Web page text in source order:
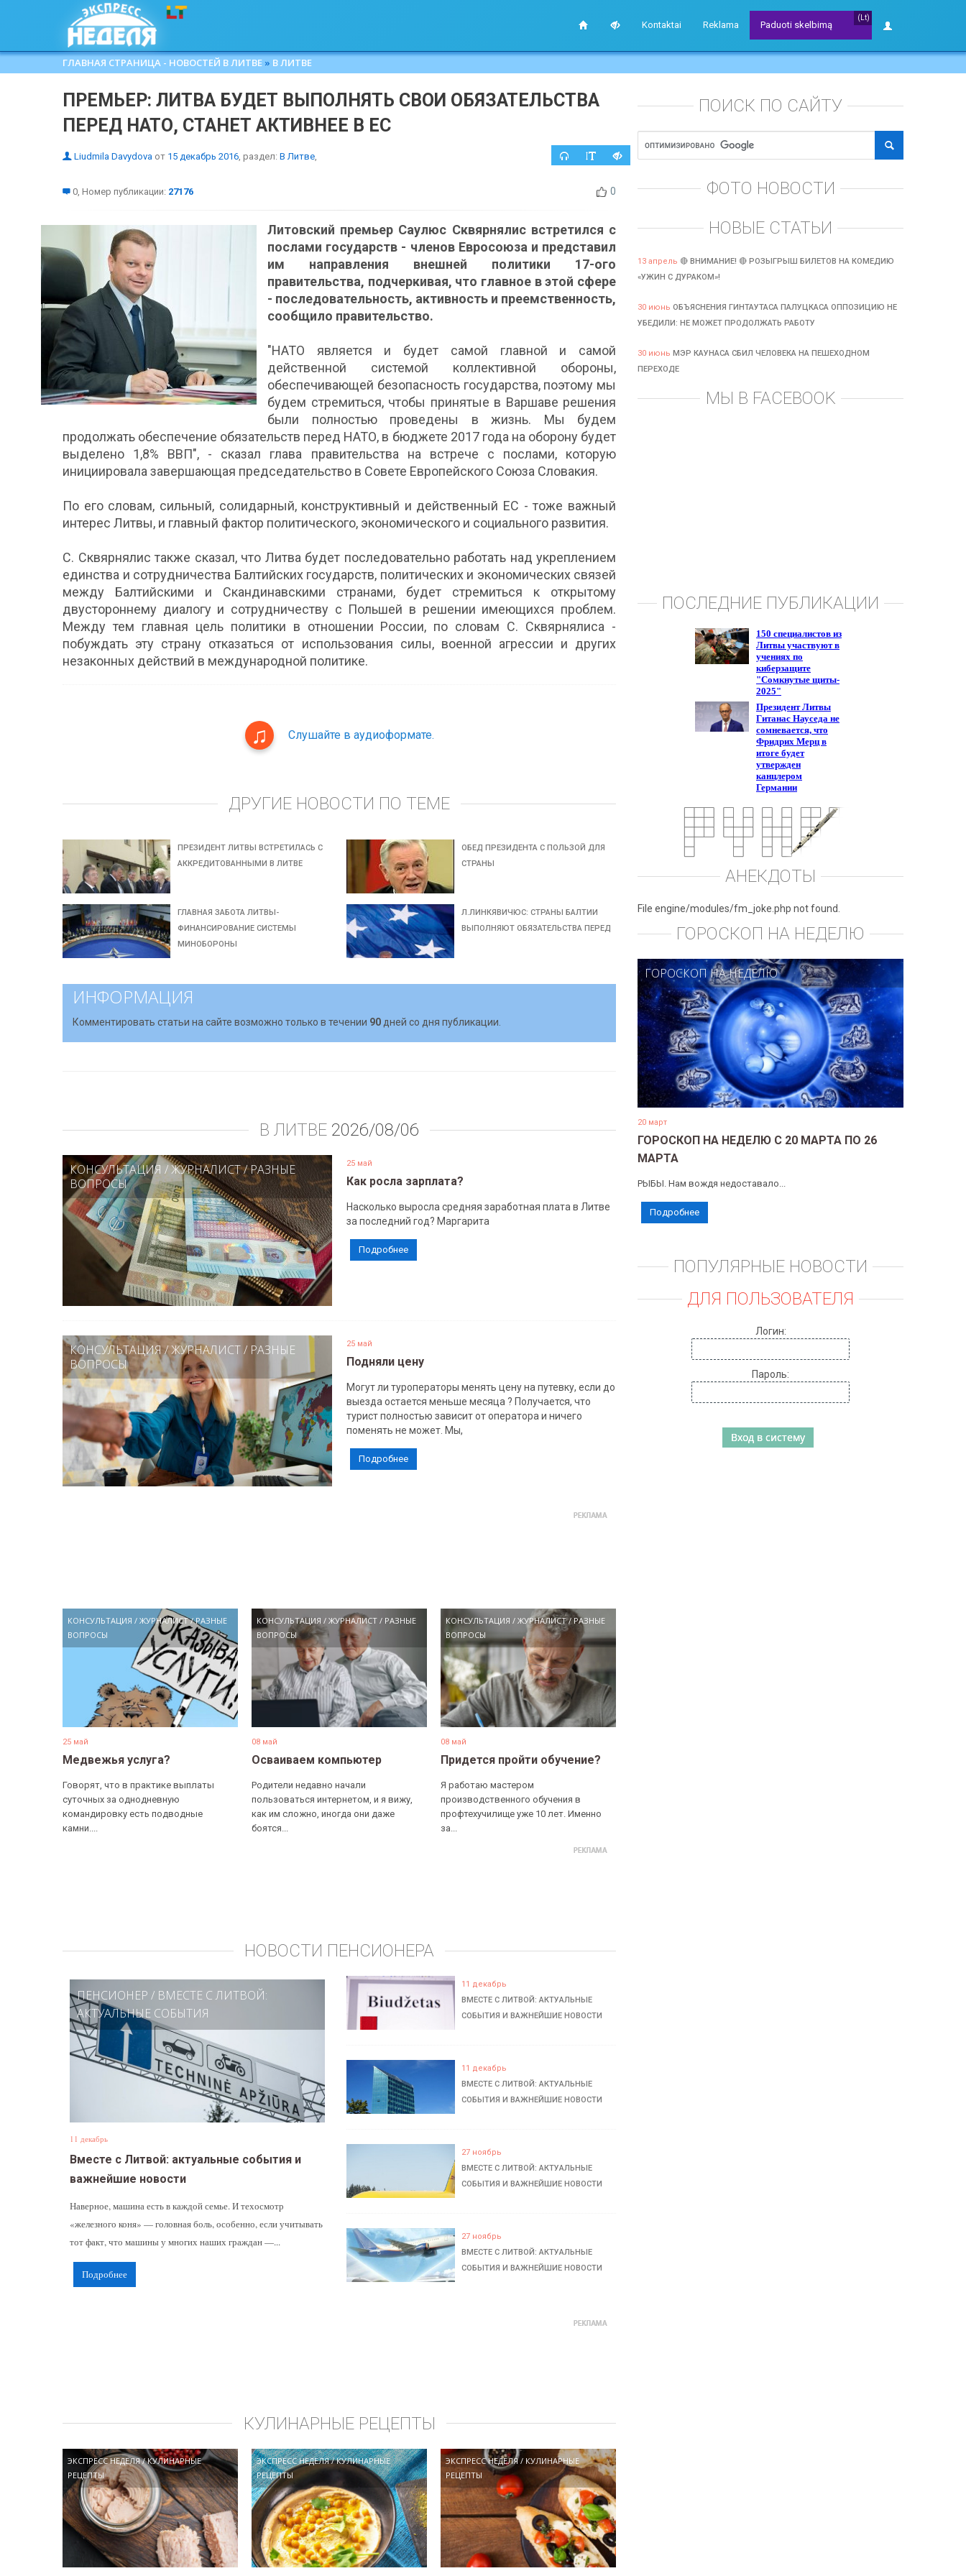
Kontaktai Reklama
(Lt)
Paduoti skelbimą
ГЛАВНАЯ СТРАНИЦА - НОВОСТЕЙ В ЛИТВЕ » В ЛИТВЕ
ПРЕМЬЕР: ЛИТВА БУДЕТ ВЫПОЛНЯТЬ СВОИ ОБЯЗАТЕЛЬСТВА
ПЕРЕД НАТО, СТАНЕТ АКТИВНЕЕ В ЕС
Liudmila Davydova от 15 декабрь 2016, раздел: В Литве,
0, Номер публикации: 27176 0
Литовский премьер Саулюс Сквярнялис встретился с
послами государств - членов Евросоюза и представил
им направления внешней политики 17-ого
правительства, подчеркивая, что главное в этой сфере
- последовательность, активность и преемственность,
сообщило правительство.
"НАТО является и будет самой главной и самой
действенной системой коллективной обороны,
обеспечивающей безопасность государства, поэтому мы
будем стремиться, чтобы принятые в Варшаве решения
были полностью проведены в жизнь. Мы будем
продолжать обеспечение обязательств перед НАТО, в бюджете 2017 года на оборону будет
выделено 1,8% ВВП", - сказал глава правительства на встрече с послами, которую
инициировала завершающая председательство в Совете Европейского Союза Словакия.
По его словам, сильный, солидарный, конструктивный и действенный ЕС - тоже важный
интерес Литвы, и главный фактор политического, экономического и социального развития.
С. Сквярнялис также сказал, что Литва будет последовательно работать над укреплением
единства и сотрудничества Балтийских государств, политических и экономических связей
между Балтийскими и Скандинавскими странами, будет стремиться к открытому
двустороннему диалогу и сотрудничеству с Польшей в решении имеющихся проблем.
Между тем главная цель политики в отношении России, по словам С. Сквярнялиса -
побуждать эту страну отказаться от использования силы, военной агрессии и других
незаконных действий в международной политике.
Слушайте в аудиоформате.
ДРУГИЕ НОВОСТИ ПО ТЕМЕ
ПРЕЗИДЕНТ ЛИТВЫ ВСТРЕТИЛАСЬ С
АККРЕДИТОВАННЫМИ В ЛИТВЕ
ОБЕД ПРЕЗИДЕНТА С ПОЛЬЗОЙ ДЛЯ
СТРАНЫ
ГЛАВНАЯ ЗАБОТА ЛИТВЫ-
ФИНАНСИРОВАНИЕ СИСТЕМЫ
МИНОБОРОНЫ
Л.ЛИНКЯВИЧЮС: СТРАНЫ БАЛТИИ
ВЫПОЛНЯЮТ ОБЯЗАТЕЛЬСТВА ПЕРЕД
ИНФОРМАЦИЯ
Комментировать статьи на сайте возможно только в течении 90 дней со дня публикации.
В ЛИТВЕ 2026/08/06
КОНСУЛЬТАЦИЯ /ЖУРНАЛИСТ/РАЗНЫЕ
ВОПРОСЫ
25 май
Как росла зарплата?
Насколько выросла средняя заработная плата в Литве
за последний год? Маргарита
Подробнее
КОНСУЛЬТАЦИЯ/ЖУРНАЛИСТ/ РАЗНЫЕ
ВОПРОСЫ
25 май
Подняли цену
Могут ли туроператоры менять цену на путевку, если до
выезда остается меньше месяца ? Получается, что
турист полностью зависит от оператора и ничего
поменять не может. Мы,
Подробнее
КОНСУЛЬТАЦИЯ / ЖУРНАЛИСТ/РАЗНЫЕ
ВОПРОСЫ
25 май
Медвежья услуга?
Говорят, что в практике выплаты
суточных за однодневную
командировку есть подводные
камни....
КОНСУЛЬТАЦИЯ /ЖУРНАЛИСТ / РАЗНЫЕ
ВОПРОСЫ
08 май
Осваиваем компьютер
Родители недавно начали
пользоваться интернетом, и я вижу,
как им сложно, иногда они даже
боятся...
КОНСУЛЬТАЦИЯ /ЖУРНАЛИСТ/ РАЗНЫЕ
ВОПРОСЫ
08 май
Придется пройти обучение?
Я работаю мастером
производственного обучения в
профтехучилище уже 10 лет. Именно
за...
НОВОСТИ ПЕНСИОНЕРА
ПЕНСИОНЕР / ВМЕСТЕ С ЛИТВОЙ:
АКТУАЛЬНЫЕ СОБЫТИЯ
11 декабрь
Вместе с Литвой: актуальные события и
важнейшие новости
Наверное, машина есть в каждой семье. И техосмотр
«железного коня» — головная боль, особенно, если учитывать
тот факт, что машины у многих наших граждан —...
Подробнее
11 декабрь
ВМЕСТЕ С ЛИТВОЙ: АКТУАЛЬНЫЕ
СОБЫТИЯ И ВАЖНЕЙШИЕ НОВОСТИ
11 декабрь
ВМЕСТЕ С ЛИТВОЙ: АКТУАЛЬНЫЕ
СОБЫТИЯ И ВАЖНЕЙШИЕ НОВОСТИ
27 ноябрь
ВМЕСТЕ С ЛИТВОЙ: АКТУАЛЬНЫЕ
СОБЫТИЯ И ВАЖНЕЙШИЕ НОВОСТИ
27 ноябрь
ВМЕСТЕ С ЛИТВОЙ: АКТУАЛЬНЫЕ
СОБЫТИЯ И ВАЖНЕЙШИЕ НОВОСТИ
КУЛИНАРНЫЕ РЕЦЕПТЫ
ЭКСПРЕСС НЕДЕЛЯ/КУЛИНАРНЫЕ
РЕЦЕПТЫ
ЭКСПРЕСС НЕДЕЛЯ/КУЛИНАРНЫЕ
РЕЦЕПТЫ
ЭКСПРЕСС НЕДЕЛЯ/ КУЛИНАРНЫЕ
РЕЦЕПТЫ
ПОИСК ПО САЙТУ
ФОТО НОВОСТИ
НОВЫЕ СТАТЬИ
13 апрель 🔴 ВНИМАНИЕ! 🔴 РОЗЫГРЫШ БИЛЕТОВ НА КОМЕДИЮ
«УЖИН С ДУРАКОМ»!
30 июнь ОБЪЯСНЕНИЯ ГИНТАУТАСА ПАЛУЦКАСА ОППОЗИЦИЮ НЕ
УБЕДИЛИ: НЕ МОЖЕТ ПРОДОЛЖАТЬ РАБОТУ
30 июнь МЭР КАУНАСА СБИЛ ЧЕЛОВЕКА НА ПЕШЕХОДНОМ
ПЕРЕХОДЕ
МЫ В FACEBOOK
ПОСЛЕДНИЕ ПУБЛИКАЦИИ
АНЕКДОТЫ
File engine/modules/fm_joke.php not found.
ГОРОСКОП НА НЕДЕЛЮ
ГОРОСКОП НА НЕДЕЛЮ
20 март
ГОРОСКОП НА НЕДЕЛЮ С 20 МАРТА ПО 26
МАРТА
РЫБЫ. Нам вождя недоставало...
Подробнее
ПОПУЛЯРНЫЕ НОВОСТИ
ДЛЯ ПОЛЬЗОВАТЕЛЯ
Логин:
Пароль: